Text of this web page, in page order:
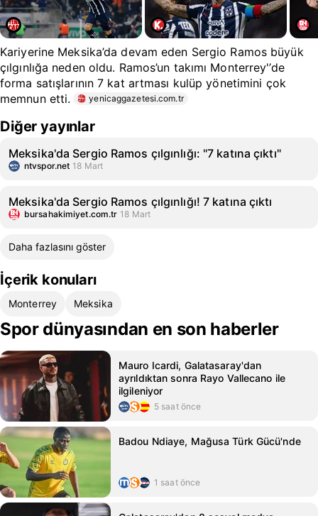
Kariyerine Meksika’da devam eden Sergio Ramos büyük
çılgınlığa neden oldu. Ramos’un takımı Monterrey'’de
forma satışlarının 7 kat artması kulüp yönetimini çok
memnun etti.
yenicaggazetesi.com.tr
Diğer yayınlar
Meksika'da Sergio Ramos çılgınlığı: "7 katına çıktı"
ntvspor.net 18 Mart
Meksika'da Sergio Ramos çılgınlığı! 7 katına çıktı
bursahakimiyet.com.tr 18 Mart
Daha fazlasını göster
İçerik konuları
Monterrey Meksika
Spor dünyasından en son haberler
Mauro Icardi, Galatasaray'dan
ayrıldıktan sonra Rayo Vallecano ile
ilgileniyor
5 saat önce
Badou Ndiaye, Mağusa Türk Gücü'nde
1 saat önce